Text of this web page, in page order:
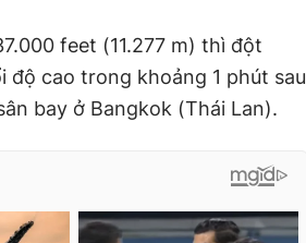
feet (11.277 m) thì đột
cao trong khoảng 1 phút sau
bay ở Bangkok (Thái Lan).